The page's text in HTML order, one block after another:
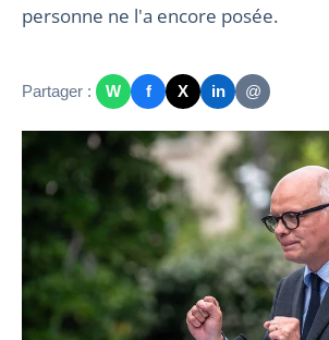
personne ne l'a encore posée.
Partager : W f X in @